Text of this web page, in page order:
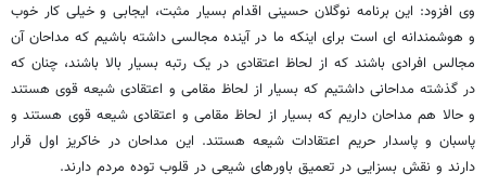
وی افزود: این برنامه نوگلان حسینی اقدام بسیار مثبت، ایجابی و خیلی کار خوب
و هوشمندانه ای است برای اینکه ما در آینده مجالسی داشته باشیم که مداحان آن
مجالس افرادی باشند که از لحاظ اعتقادی در یک رتبه بسیار بالا باشند، چنان که
در گذشته مداحانی داشتیم که بسیار از لحاظ مقامی و اعتقادی شیعه قوی هستند
و حالا هم مداحان داریم که بسیار از لحاظ مقامی و اعتقادی شیعه قوی هستند و
پاسبان و پاسدار حریم اعتقادات شیعه هستند. این مداحان در خاکریز اول قرار
دارند و نقش بسزایی در تعمیق باورهای شیعی در قلوب توده مردم دارند.